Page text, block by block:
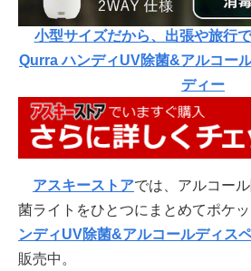
小型サイズだから、出張や旅行
Qurra ハンディUV除菌&アルコー
ディー
アスキーストアでは、アルコー
菌ライトをひとつにまとめてポケッ
ンディUV除菌&アルコールディス
販売中。